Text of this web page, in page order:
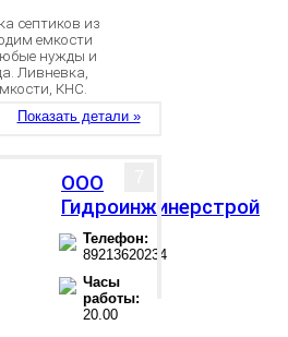
септиков из
емкости
нужды и
Ливневка,
КНС.
Показать детали »
ООО
Гидроинжинерстрой
Телефон:
89213620234
Часы
работы:
20.00